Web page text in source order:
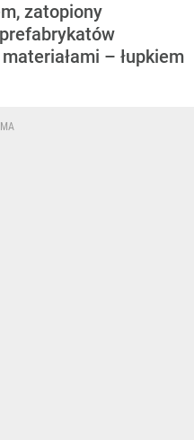
zatopiony
– łupkiem